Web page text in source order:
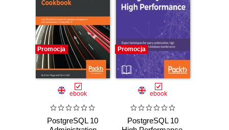
Promocja
ebook
PostgreSQL 10
Promocja
ebook
PostgreSQL 10